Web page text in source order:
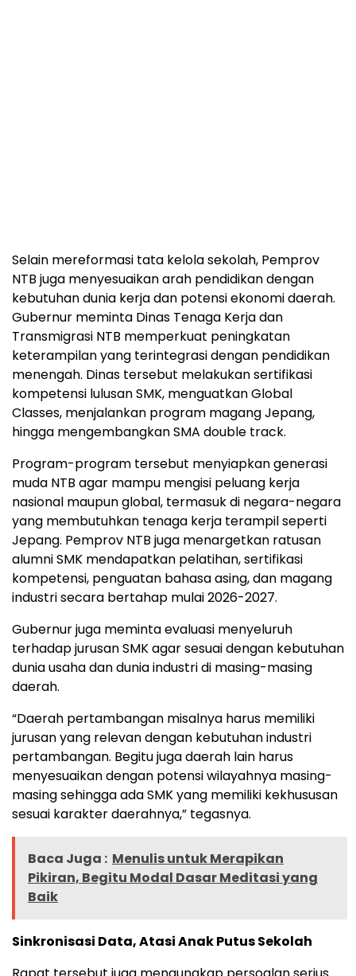
Selain mereformasi tata kelola sekolah, Pemprov
NTB juga menyesuaikan arah pendidikan dengan
kebutuhan dunia kerja dan potensi ekonomi daerah.
Gubernur meminta Dinas Tenaga Kerja dan
Transmigrasi NTB memperkuat peningkatan
keterampilan yang terintegrasi dengan pendidikan
menengah. Dinas tersebut melakukan sertifikasi
kompetensi lulusan SMK, menguatkan Global
Classes, menjalankan program magang Jepang,
hingga mengembangkan SMA double track.
Program-program tersebut menyiapkan generasi
muda NTB agar mampu mengisi peluang kerja
nasional maupun global, termasuk di negara-negara
yang membutuhkan tenaga kerja terampil seperti
Jepang. Pemprov NTB juga menargetkan ratusan
alumni SMK mendapatkan pelatihan, sertifikasi
kompetensi, penguatan bahasa asing, dan magang
industri secara bertahap mulai 2026-2027.
Gubernur juga meminta evaluasi menyeluruh
terhadap jurusan SMK agar sesuai dengan kebutuhan
dunia usaha dan dunia industri di masing-masing
daerah.
“Daerah pertambangan misalnya harus memiliki
jurusan yang relevan dengan kebutuhan industri
pertambangan. Begitu juga daerah lain harus
menyesuaikan dengan potensi wilayahnya masing-
masing sehingga ada SMK yang memiliki kekhususan
sesuai karakter daerahnya,” tegasnya.
Baca Juga : Menulis untuk Merapikan
Pikiran, Begitu Modal Dasar Meditasi yang
Baik
Sinkronisasi Data, Atasi Anak Putus Sekolah